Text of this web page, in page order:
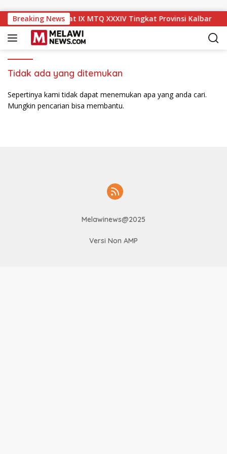
Breaking News
Naik ke Peringkat IX MTQ XXXIV Tingkat Provinsi Kalbar
Tidak ada yang ditemukan
Sepertinya kami tidak dapat menemukan apa yang anda cari.
Mungkin pencarian bisa membantu.
Melawinews@2025
Versi Non AMP